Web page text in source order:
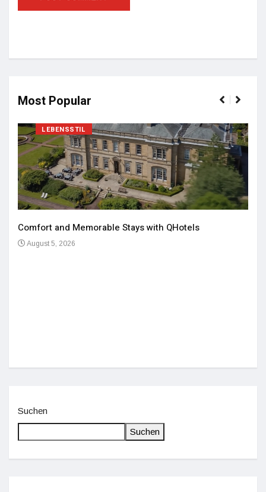
Most Popular
LEBENSSTIL
Comfort and Memorable Stays with QHotels
August 5, 2026
Suchen
Suchen